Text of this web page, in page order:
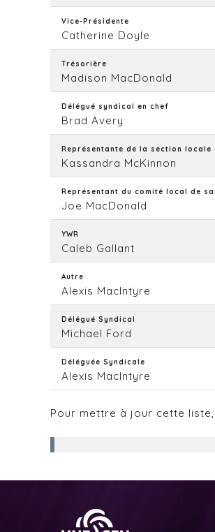
Vice-Présidente
Catherine Doyle
Trésorière
Madison MacDonald
Délégué syndical en chef
Brad Avery
Représentante de la section
Kassandra McKinnon
Représentant du comité local de
Joe MacDonald
YWR
Caleb Gallant
Autre
Alexis MacIntyre
Délégué Syndical
Michael Ford
Déléguée Syndicale
Alexis MacIntyre
Pour mettre à jour cette liste,